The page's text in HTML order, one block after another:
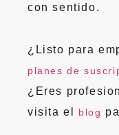
con sentido.
¿Listo para
planes de
¿Eres
visita el blog